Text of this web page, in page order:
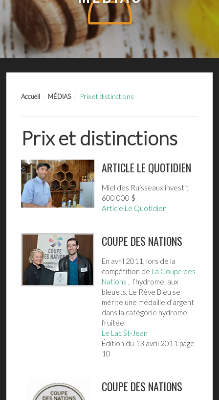
Accueil MÉDIAS Prix et distinctions
Prix et distinctions
ARTICLE LE QUOTIDIEN
Miel des Ruisseaux investit
600 000 $
Article Le Quotidien
COUPE DES NATIONS
En avril 2011, lors de la
compétition de La Coupe des
Nations , l’hydromel aux
bleuets, Le Rêve Bleu se
mérite une médaille d’argent
dans la catégorie hydromel
fruitée.
Le Lac St-Jean
Édition du 13 avril 2011 page
10
COUPE DES NATIONS